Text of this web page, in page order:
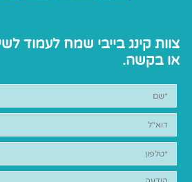
צוות קינג בייבי שמח לעמוד
או בקשה.